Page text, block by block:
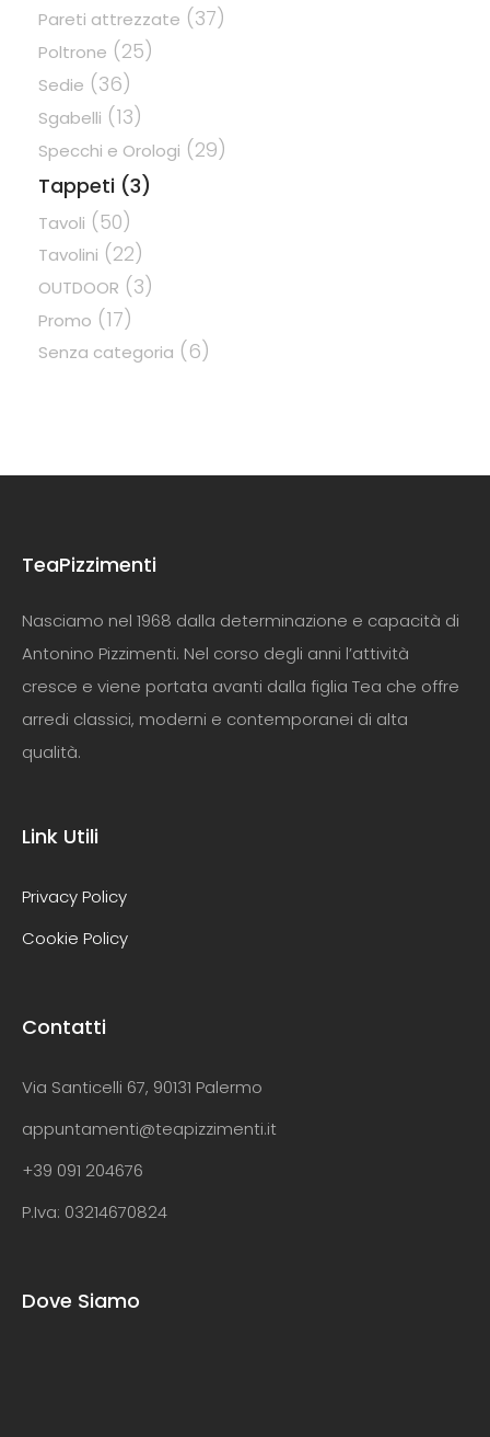
Pareti attrezzate (37)
Poltrone (25)
Sedie (36)
Sgabelli (13)
Specchi e Orologi (29)
Tappeti (3)
Tavoli (50)
Tavolini (22)
OUTDOOR (3)
Promo (17)
Senza categoria (6)
TeaPizzimenti
Nasciamo nel 1968 dalla determinazione e capacità di
Antonino Pizzimenti. Nel corso degli anni l’attività
cresce e viene portata avanti dalla figlia Tea che offre
arredi classici, moderni e contemporanei di alta
qualità.
Link Utili
Privacy Policy
Cookie Policy
Contatti
Via Santicelli 67, 90131 Palermo
appuntamenti@teapizzimenti.it
+39 091 204676
P.Iva: 03214670824
Dove Siamo